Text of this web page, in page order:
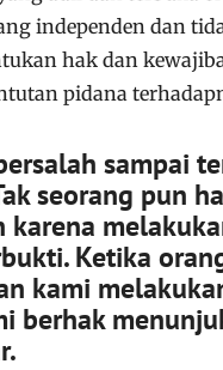
independen dan
hak dan
pidana
sampai
seorang pun
karena
Ketika
kami
berhak